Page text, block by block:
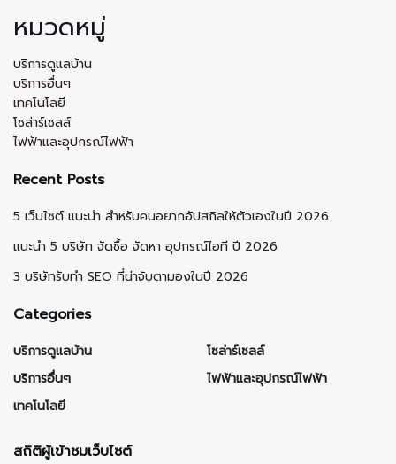
หมวดหมู่
บริการดูแลบ้าน
บริการอื่นๆ
เทคโนโลยี
โซล่าร์เซลล์
ไฟฟ้าและอุปกรณ์ไฟฟ้า
Recent Posts
5 เว็บไซต์ แนะนำ สำหรับคนอยากอัปสกิลให้ตัวเองในปี 2026
แนะนำ 5 บริษัท จัดซื้อ จัดหา อุปกรณ์ไอที ปี 2026
3 บริษัทรับทำ SEO ที่น่าจับตามองในปี 2026
Categories
บริการดูแลบ้าน
บริการอื่นๆ
เทคโนโลยี
โซล่าร์เซลล์
ไฟฟ้าและอุปกรณ์ไฟฟ้า
สถิติผู้เข้าชมเว็บไซต์